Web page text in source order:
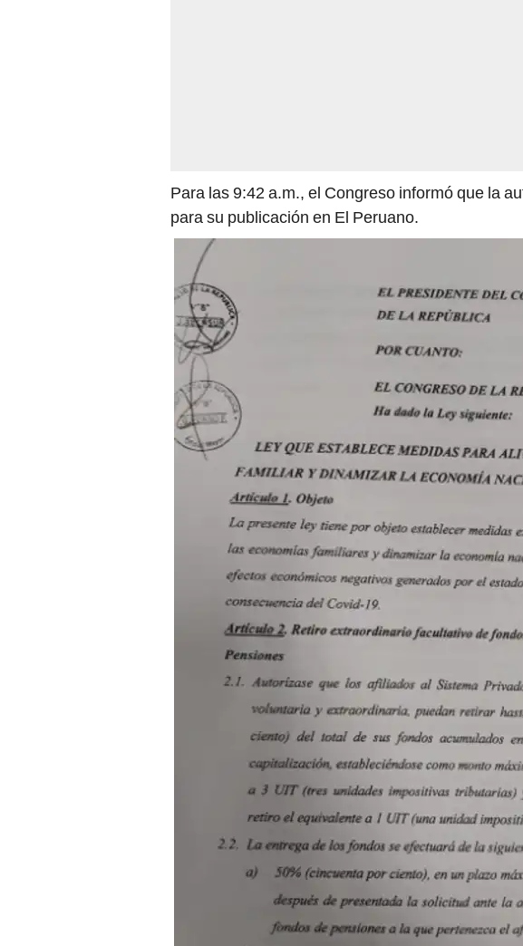
Para las 9:42 a.m., el Congreso informó que la
para su publicación en El Peruano.